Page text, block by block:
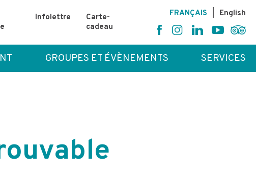
Infolettre
Carte-
cadeau
FRANÇAIS English
GROUPES ET ÉVÈNEMENTS SERVICES